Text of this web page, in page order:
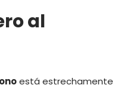
al
está estrechamente